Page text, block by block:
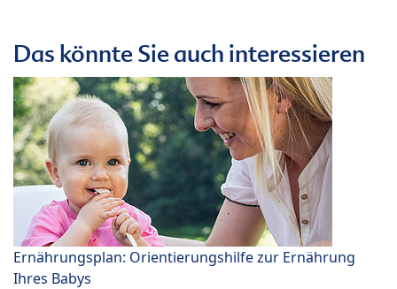
Das könnte Sie auch interessieren
Ernährungsplan: Orientierungshilfe zur Ernährung
Ihres Babys